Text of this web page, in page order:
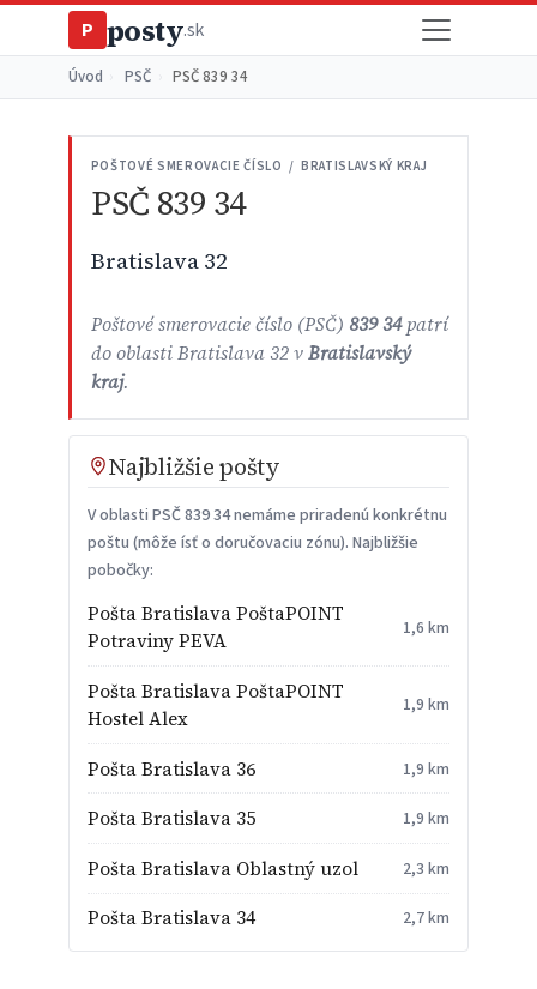
P posty.sk
Úvod PSČ PSČ 839 34
POŠTOVÉ SMEROVACIE ČÍSLO / BRATISLAVSKÝ KRAJ
PSČ 839 34
Bratislava 32
Poštové smerovacie číslo (PSČ) 839 34patrí
do oblasti Bratislava 32 vBratislavský
kraj.
Najbližšie pošty
V oblasti PSČ 839 34 nemáme priradenú konkrétnu
poštu (môže ísť o doručovaciu zónu). Najbližšie
pobočky:
Pošta Bratislava PoštaPOINT
Potraviny PEVA
1,6 km
Pošta Bratislava PoštaPOINT
Hostel Alex
1,9 km
Pošta Bratislava 36 1,9 km
Pošta Bratislava 35 1,9 km
Pošta Bratislava Oblastný uzol 2,3 km
Pošta Bratislava 34 2,7 km